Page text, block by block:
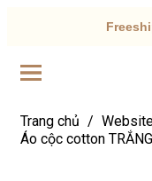
Trang chủ /
Áo cộc cotton